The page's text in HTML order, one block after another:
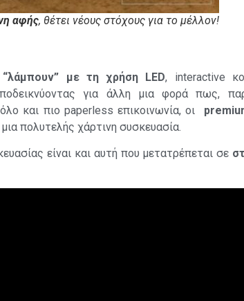
αφής, θέτει νέους στόχους για το μέλλον!
“λάμπουν” με τη χρήση LED, interactive
για άλλη μια φορά πως,
και πιο paperless επικοινωνία, οι
πολυτελής χάρτινη συσκευασία.
είναι και αυτή που μετατρέπεται σε